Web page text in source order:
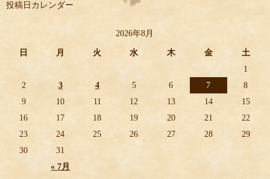
投稿日カレンダー
2026年8月
日 月 火 水 木 金 土
« 7月
1
2
3 4 5 6 7
8
9
10 11 12 13 14
15
16
17 18 19 20 21
22
23
24 25 26 27 28
29
30
31